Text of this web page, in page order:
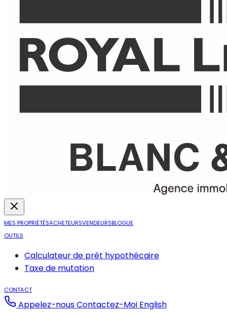
MES PROPRIÉTÉSACHETEURSVENDEURSBLOGUE
OUTILS
Calculateur de prêt hypothécaire
Taxe de mutation
CONTACT
Appelez-nousContactez-Moi English